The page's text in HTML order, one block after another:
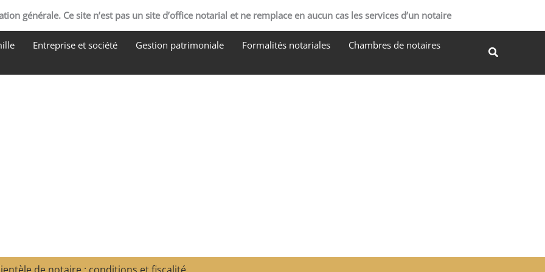
générale. Ce site n’est pas un site d’office notarial et ne remplace en aucun cas les services d’un notaire
Entreprise et société Gestion patrimoniale Formalités notariales
Chambres de notaires
Rechercher
e